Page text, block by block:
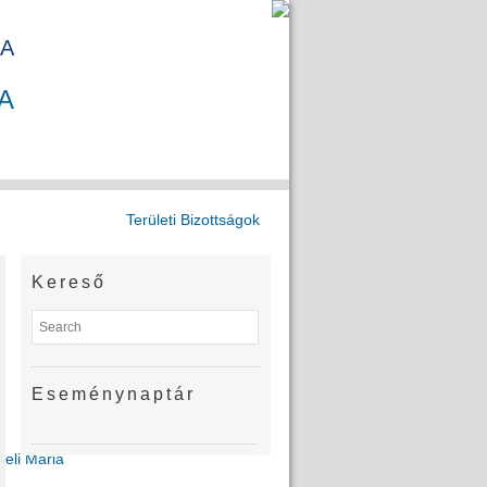
Deli Mária
Területi Bizottságok
Kereső
Eseménynaptár